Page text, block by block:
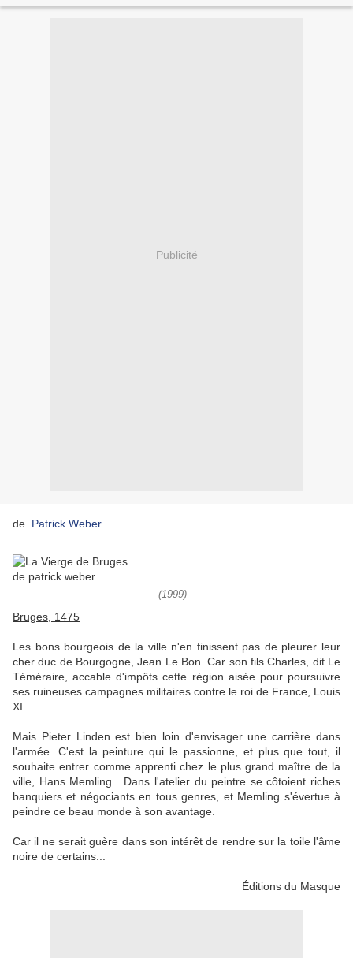
Publicité
de Patrick Weber
(1999)
Bruges, 1475
Les bons bourgeois de la ville n'en finissent pas de pleurer leur
cher duc de Bourgogne, Jean Le Bon. Car son fils Charles, dit Le
Téméraire, accable d'impôts cette région aisée pour poursuivre
ses ruineuses campagnes militaires contre le roi de France, Louis
XI.
Mais Pieter Linden est bien loin d'envisager une carrière dans
l'armée. C'est la peinture qui le passionne, et plus que tout, il
souhaite entrer comme apprenti chez le plus grand maître de la
ville, Hans Memling. Dans l'atelier du peintre se côtoient riches
banquiers et négociants en tous genres, et Memling s'évertue à
peindre ce beau monde à son avantage.
Car il ne serait guère dans son intérêt de rendre sur la toile l'âme
noire de certains...
Éditions du Masque